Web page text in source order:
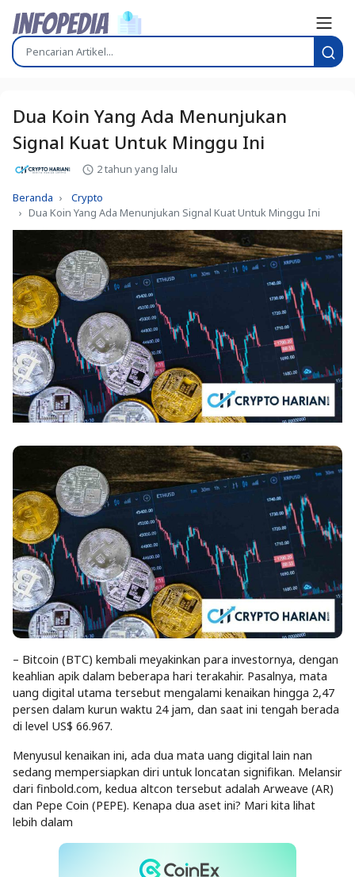
Dua Koin Yang Ada Menunjukan
Signal Kuat Untuk Minggu Ini
2 tahun yang lalu
Beranda
Crypto
Dua Koin Yang Ada Menunjukan Signal Kuat Untuk Minggu Ini
– Bitcoin (BTC) kembali meyakinkan para investornya, dengan
keahlian apik dalam beberapa hari terakahir. Pasalnya, mata
uang digital utama tersebut mengalami kenaikan hingga 2,47
persen dalam kurun waktu 24 jam, dan saat ini tengah berada
di level US$ 66.967.
Menyusul kenaikan ini, ada dua mata uang digital lain nan
sedang mempersiapkan diri untuk loncatan signifikan. Melansir
dari finbold.com, kedua altcon tersebut adalah Arweave (AR)
dan Pepe Coin (PEPE). Kenapa dua aset ini? Mari kita lihat
lebih dalam